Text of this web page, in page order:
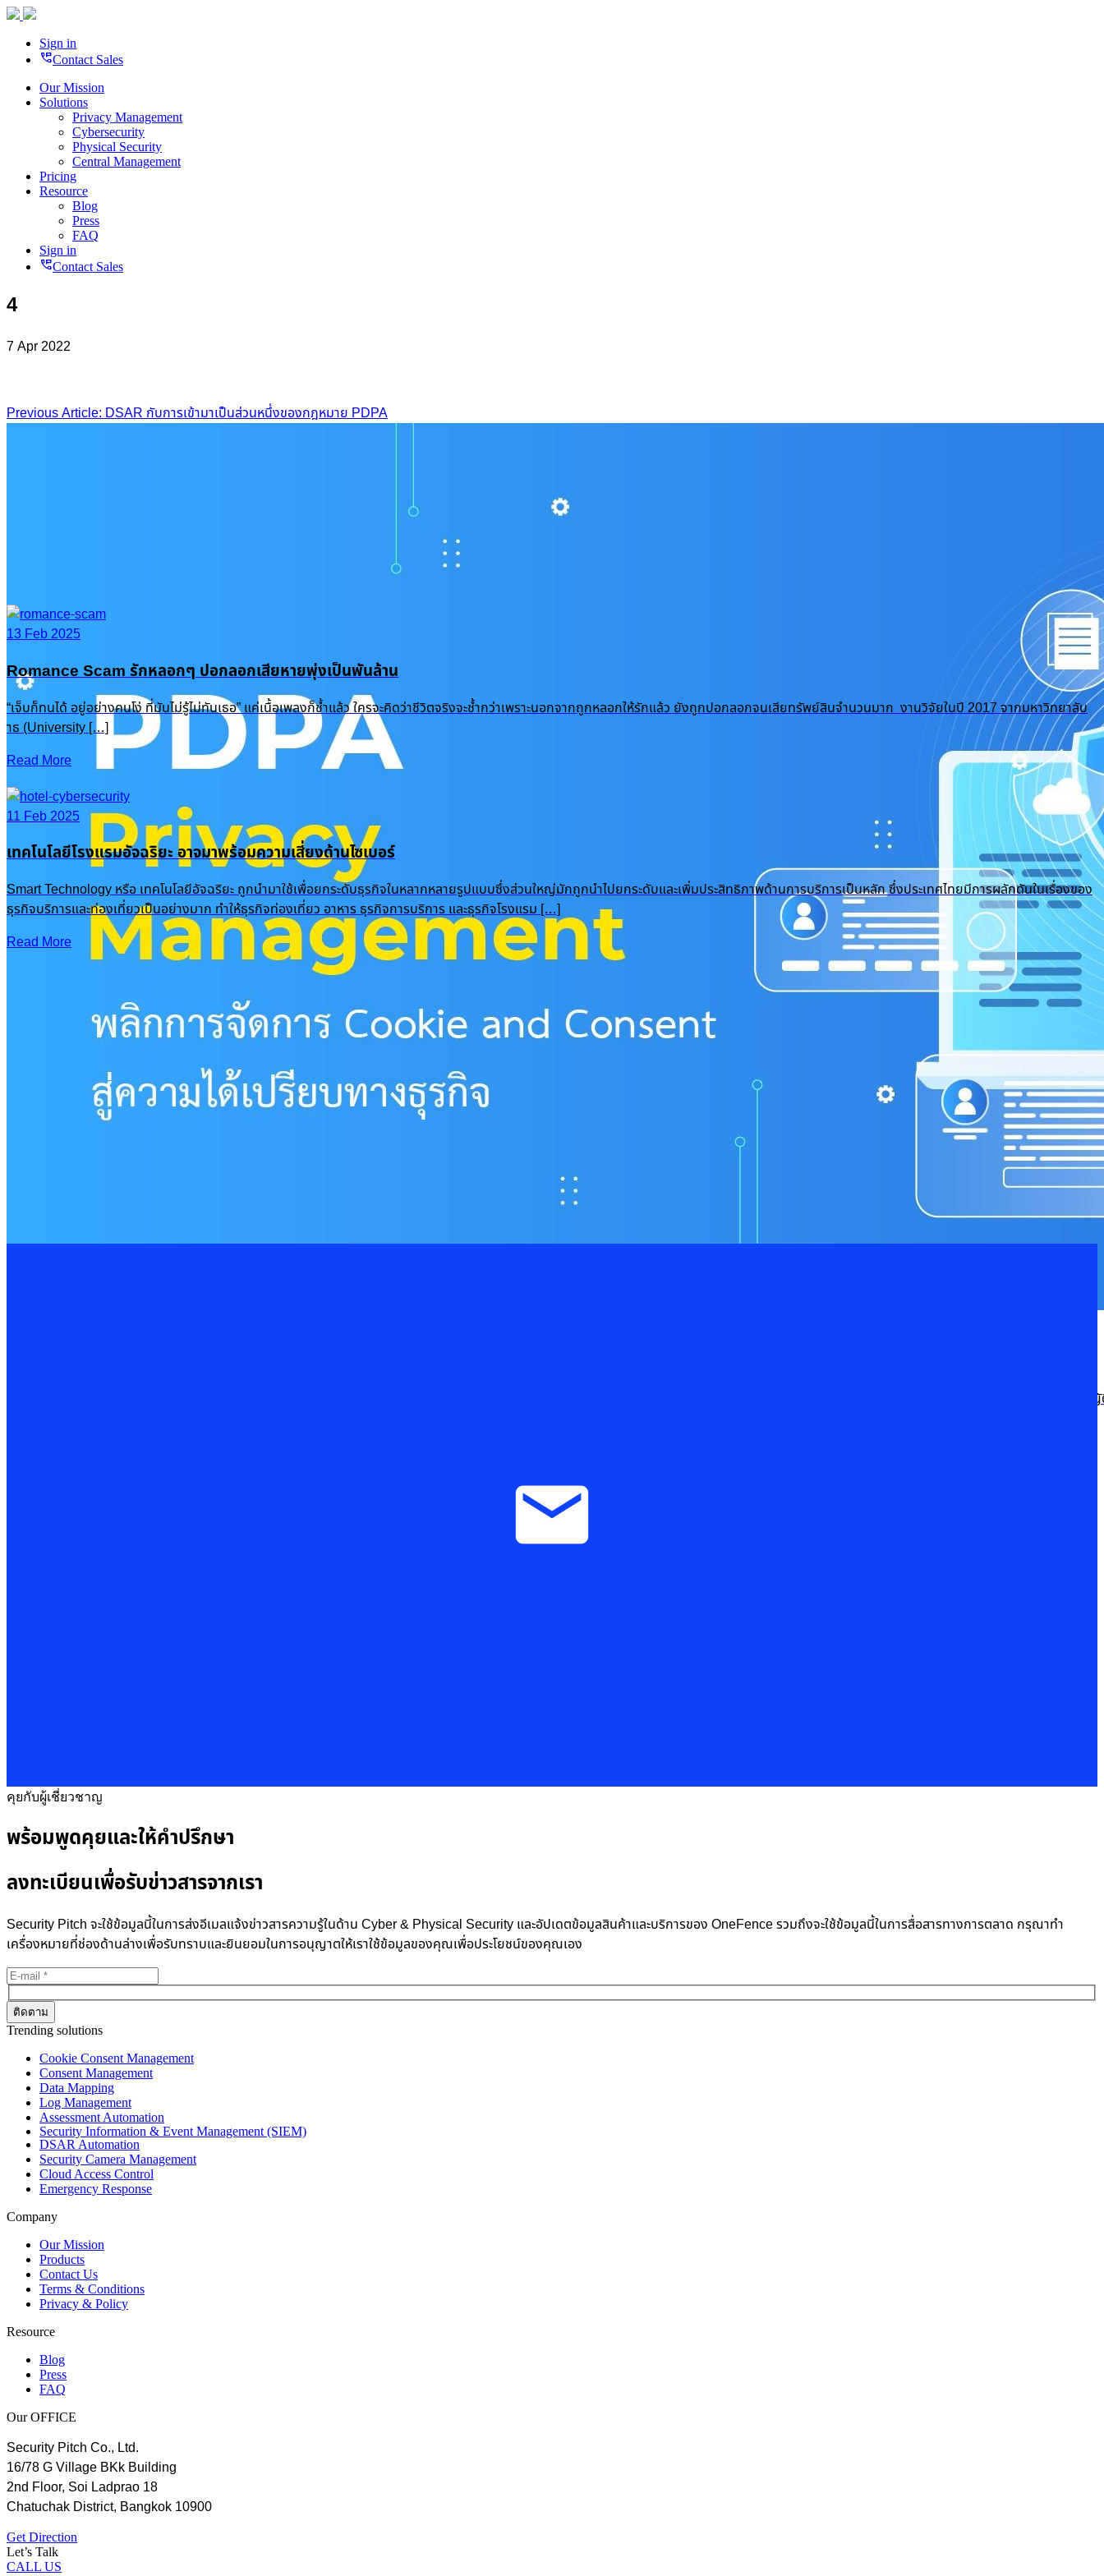
Sign in
perm_phone_msgContact Sales
Our Mission
Solutions
Privacy Management
Cybersecurity
Physical Security
Central Management
Pricing
Resource
Blog
Press
FAQ
Sign in
perm_phone_msgContact Sales
4
7 Apr 2022
Post
Previous Article: DSAR กับการเข้ามาเป็นส่วนหนึ่งของกฎหมาย PDPA
ในยุคดิจิทัลที่ “ข้อมูล” คือทรัพยากรสำคัญของทุกองค์กร การคุ้มครองข้อมูลส่วนบุคคลจึงไม่ใช่เพียงเรื่องของการปฏิบัติตามกฎหมาย แต่คือหัวใจของการสร้าง “ความไว้วางใจ” ระหว่างองค์กรกับลูกค้า พระราช
13 Feb 2025
Romance Scam รักหลอกๆ ปอกลอกเสียหายพุ่งเป็นพันล้าน
“เจ็บก็ทนได้ อยู่อย่างคนโง่ ที่มันไม่รู้ไม่ทันเธอ” แค่เนื้อเพลงก็ช้ำแล้ว ใครจะคิดว่าชีวิตจริงจะช้ำกว่าเพราะนอกจากถูกหลอกให้รักแล้ว ยังถูกปอกลอกจนเสียทรัพย์สินจำนวนมาก งานวิจัยในปี 2017 จากมหาวิทยาลับ
าธ (University […]
Read More
11 Feb 2025
เทคโนโลยีโรงแรมอัจฉริยะ อาจมาพร้อมความเสี่ยงด้านไซเบอร์
Smart Technology หรือ เทคโนโลยีอัจฉริยะ ถูกนำมาใช้เพื่อยกระดับธุรกิจในหลากหลายรูปแบบซึ่งส่วนใหญ่มักถูกนำไปยกระดับและเพิ่มประสิทธิภาพด้านการบริการเป็นหลัก ซึ่งประเทศไทยมีการผลักดันในเรื่องของ
ธุรกิจบริการและท่องเที่ยวเป็นอย่างมาก ทำให้ธุรกิจท่องเที่ยว อาหาร ธุรกิจการบริการ และธุรกิจโรงแรม […]
Read More
PDPA Privacy Management: พลิกการจัดการ Cookie & Consent สู่ความได้เปรียบทางธุรกิจ
Romance Scam รักหลอกๆ ปอกลอกเสียหายพุ่งเป็นพันล้าน
Cybersecurity
คุยกับผู้เชี่ยวชาญ
พร้อมพูดคุยและให้คำปรึกษา
ลงทะเบียนเพื่อรับข่าวสารจากเรา
Security Pitch จะใช้ข้อมูลนี้ในการส่งอีเมลแจ้งข่าวสารความรู้ในด้าน Cyber & Physical Security และอัปเดตข้อมูลสินค้าและบริการของ OneFence รวมถึงจะใช้ข้อมูลนี้ในการสื่อสารทางการตลาด กรุณาทำ
เครื่องหมายที่ช่องด้านล่างเพื่อรับทราบและยินยอมในการอนุญาตให้เราใช้ข้อมูลของคุณเพื่อประโยชน์ของคุณเอง
Trending solutions
Cookie Consent Management
Consent Management
Data Mapping
Log Management
Assessment Automation
Security Information & Event Management (SIEM)
DSAR Automation
Security Camera Management
Cloud Access Control
Emergency Response
Company
Our Mission
Products
Contact Us
Terms & Conditions
Privacy & Policy
Resource
Blog
Press
FAQ
Our OFFICE
Security Pitch Co., Ltd.
16/78 G Village BKk Building
2nd Floor, Soi Ladprao 18
Chatuchak District, Bangkok 10900
Get Direction
Let’s Talk
CALL US